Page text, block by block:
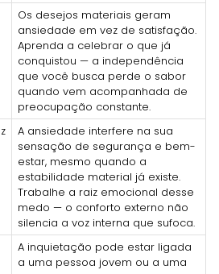
Os desejos materiais geram
ansiedade em vez de satisfação.
Aprenda a celebrar o que já
conquistou — a independência
que você busca perde o sabor
quando vem acompanhada de
preocupação constante.
A ansiedade interfere na sua
sensação de segurança e bem-
estar, mesmo quando a
estabilidade material já existe.
Trabalhe a raiz emocional desse
medo — o conforto externo não
silencia a voz interna que sufoca.
A inquietação pode estar ligada
a uma pessoa jovem ou a uma